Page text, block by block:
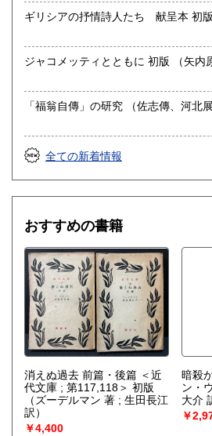
ジャコメッティと
「福翁自傳」の研究 （佐志傳、河
全ての新着情報
おすすめの書籍
消えぬ過去 前篇・後篇 ＜近
代文庫 ; 第117,118＞ 初版
（ズーデルマン 著 ; 生田長江
訳）
￥4,400
暗殺
ン・
大介
￥